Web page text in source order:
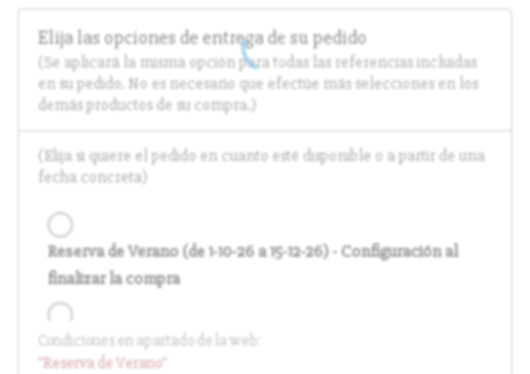
Elija las opciones de entrega de su pedido
(Se aplicará la misma opción para todas las referencias incluidas
en su pedido. No es necesario que efectúe más selecciones en los
demás productos de su compra.)
(Elija si quiere el pedido en cuanto esté disponible o a partir de una
fecha concreta)
Reserva de Verano (de 1-10-26 a 15-12-26) - Configuración al
finalizar la compra
Entrega en cuanto el pedido esté disponible (sin descuento)
Condiciones en apartado de la web:
"Reservade Verano"